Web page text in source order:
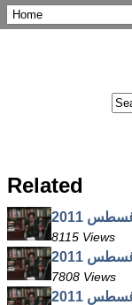
Related
8115 Views
7808 Views